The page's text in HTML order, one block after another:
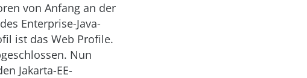
von Anfang an der
Enterprise-Java-
ist das Web Profile.
Nun
Jakarta-EE-